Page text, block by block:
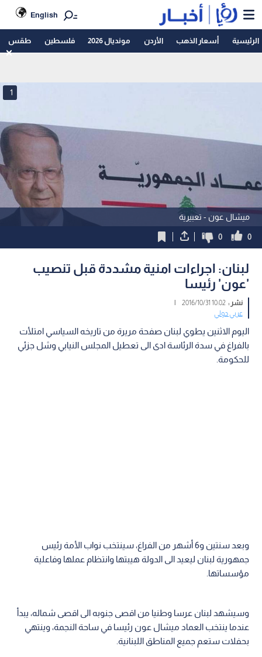
English
الرئيسية أسعار الذهب الأردن مونديال 2026 فلسطين طقس
ميشال عون - تعبيرية
1
0
0
لبنان: اجراءات امنية مشددة قبل تنصيب
'عون' رئيسا
نشر :10:02 2016/10/31
|
عربي دولي
اليوم الاثنين يطوي لبنان صفحة مريرة من تاريخه السياسي امتلأت
بالفراغ في سدة الرئاسة ادى الى تعطيل المجلس النيابي وشل جزئي
للحكومة.
وبعد سنتين و6 أشهر من الفراغ، سينتخب نواب الأمة رئيس
جمهورية لبنان ليعيد الى الدولة هيبتها وانتظام عملها وفاعلية
مؤسساتها.
وسيشهد لبنان عرسا وطنيا من اقصى جنوبه الى اقصى شماله، يبدأ
عندما ينتخب العماد ميشال عون رئيسا في ساحة النجمة، وينتهي
بحفلات ستعم جميع المناطق اللبنانية.